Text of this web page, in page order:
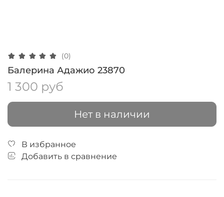
(0)
Балерина Адажио 23870
1 300 руб
Нет в наличии
В избранное
Добавить в сравнение